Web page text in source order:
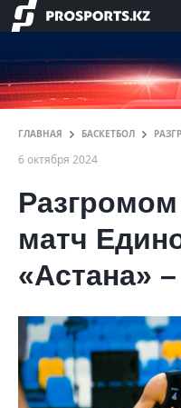
ГЛАВНАЯ БАСКЕТБОЛ
6 октября 2024
матч
«Астана»